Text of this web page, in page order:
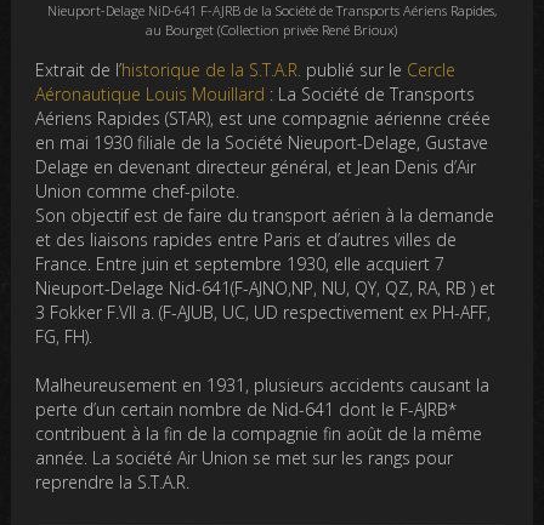
Nieuport-Delage NiD-641 F-AJRB de la Société de Transports Aériens Rapides,
au Bourget (Collection privée René Brioux)
Extrait de l’historique de la S.T.A.R. publié sur le Cercle
Aéronautique Louis Mouillard : La Société de Transports
Aériens Rapides (STAR), est une compagnie aérienne créée
en mai 1930 filiale de la Société Nieuport-Delage, Gustave
Delage en devenant directeur général, et Jean Denis d’Air
Union comme chef-pilote.
Son objectif est de faire du transport aérien à la demande
et des liaisons rapides entre Paris et d’autres villes de
France. Entre juin et septembre 1930, elle acquiert 7
Nieuport-Delage Nid-641(F-AJNO,NP, NU, QY, QZ, RA, RB ) et
3 Fokker F.VII a. (F-AJUB, UC, UD respectivement ex PH-AFF,
FG, FH).
Malheureusement en 1931, plusieurs accidents causant la
perte d’un certain nombre de Nid-641 dont le F-AJRB*
contribuent à la fin de la compagnie fin août de la même
année. La société Air Union se met sur les rangs pour
reprendre la S.T.A.R.